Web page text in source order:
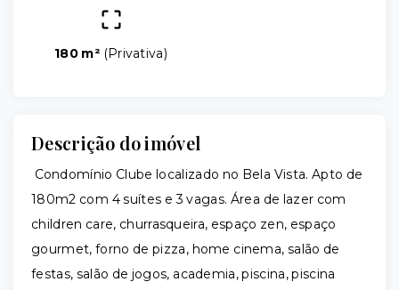
180 m² (Privativa)
Descrição do imóvel
Condomínio Clube localizado no Bela Vista. Apto de
180m2 com 4 suítes e 3 vagas. Área de lazer com
children care, churrasqueira, espaço zen, espaço
gourmet, forno de pizza, home cinema, salão de
festas, salão de jogos, academia, piscina, piscina